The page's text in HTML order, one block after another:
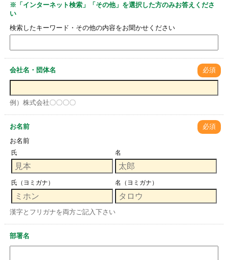
※「インターネット検索」「その他」を選択した方のみお答えくださ
い
検索したキーワード・その他の内容をお聞かせください
会社名・団体名 必須
例）株式会社〇〇〇〇
お名前
必須
お名前
氏 名
氏（ヨミガナ） 名（ヨミガナ）
漢字とフリガナを両方ご記入下さい
部署名